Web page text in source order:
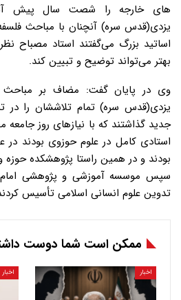
های خارجه را شصت سال پیش
یزدی(قدس سره) آنچنان با مباحث
اساتید بزرگ می‌گفتند استاد مصباح
بهتر می‌تواند توضیح و تبیین کند.
وی در پایان گفت: مضاف بر مباحث
یزدی(قدس سره) تمام تلاششان را در
جدید گذاشتند که با نیازهای روز
استادی کامل در علوم حوزوی بودند در
بودند و در همین راستا پژوهشکده حوزه
سپس موسسه آموزشی و پژوهشی
تدوین علوم انسانی اسلامی تأسیس
ممکن است شما دوست
اخبار اخبار